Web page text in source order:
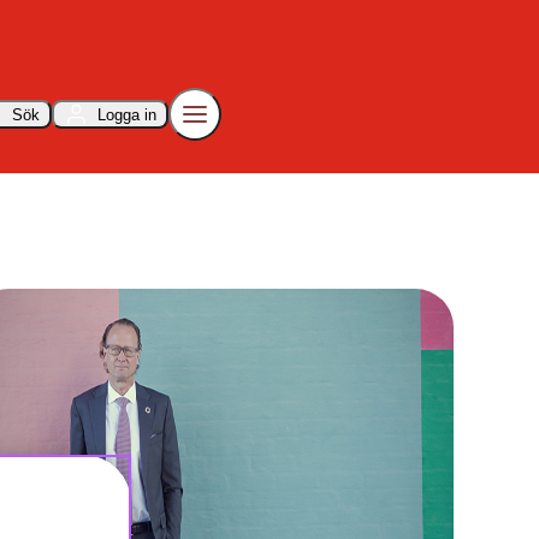
Sök Logga in